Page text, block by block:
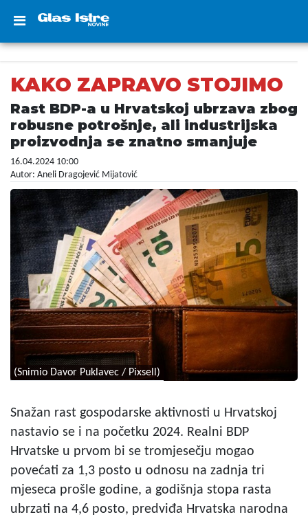
KAKO ZAPRAVO STOJIMO
Rast BDP-a u Hrvatskoj ubrzava zbog
robusne potrošnje, ali industrijska
proizvodnja se znatno smanjuje
16.04.2024 10:00
Autor: Aneli Dragojević Mijatović
(Snimio Davor Puklavec / Pixsell)
Snažan rast gospodarske aktivnosti u Hrvatskoj
nastavio se i na početku 2024. Realni BDP
Hrvatske u prvom bi se tromjesečju mogao
povećati za 1,3 posto u odnosu na zadnja tri
mjeseca prošle godine, a godišnja stopa rasta
ubrzati na 4,6 posto, predviđa Hrvatska narodna